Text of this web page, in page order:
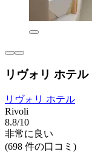
リヴォリ ホテル
リヴォリ ホテル
Rivoli
8.8/10
非常に良い
(698 件の口コミ)